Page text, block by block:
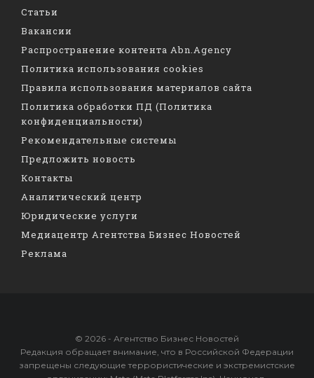
Статьи
Вакансии
Распространение контента Abn.Agency
Политика использования cookies
Правила использования материалов сайта
Политика обработки ПД (Политика
конфиденциальности)
Рекомендательные системы
Предложить новость
Контакты
Аналитический центр
Юридические услуги
Медиацентр Агентства Бизнес Новостей
Реклама
© 2026 - Агентство Бизнес Новостей
Редакция обращает внимание, что в Российской Федерации
запрещены следующие террористические и экстремистские